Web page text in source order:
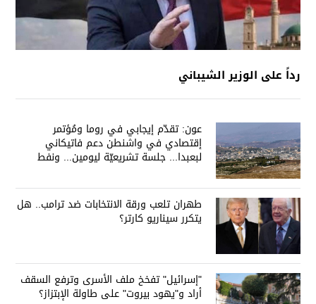
رداً على الوزير الشيباني
عون: تقدّم إيجابي في روما ومُؤتمر
إقتصادي في واشنطن دعم فاتيكاني
لبعبدا... جلسة تشريعيّة ليومين... ونفط
طهران تلعب ورقة الانتخابات ضد ترامب.. هل
يتكرر سيناريو كارتر؟
"إسرائيل" تفخخ ملف الأسرى وترفع السقف
أراد و"يهود بيروت" على طاولة الإبتزاز؟